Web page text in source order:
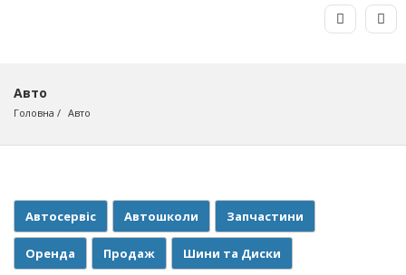
Авто
Головна Авто
Автосервіс Автошколи Запчастини
Оренда Продаж Шини та Диски